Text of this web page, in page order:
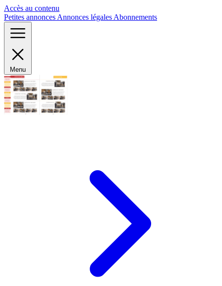
Accès au contenu
Petites annonces Annonces légales Abonnements
Menu
Panneau de gestion des cookies